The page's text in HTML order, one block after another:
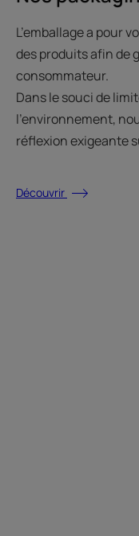
L’emballage a pour
des produits afin de
consommateur.
Dans le souci de
l’environnement,
réflexion exigeante
Découvrir